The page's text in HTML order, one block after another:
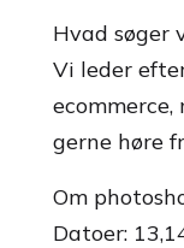
Hvad søger
Vi leder
gerne høre
Om
Datoer: